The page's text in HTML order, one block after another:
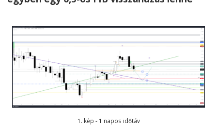
1. kép - 1 napos időtáv